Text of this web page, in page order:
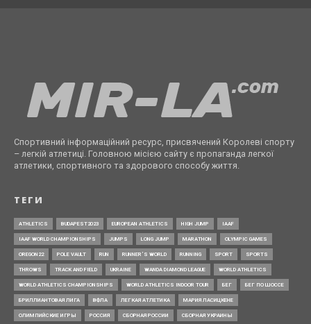
Спортивний інформаційний ресурс, присвячений Королеві спорту
– легкій атлетиці. Головною місією сайту є пропаганда легкої
атлетики, спортивного та здорового способу життя.
ТЕГИ
ATHLETICS BUDAPEST2023 EUROPEAN ATHLETICS HIGH JUMP IAAF
IAAF WORLD CHAMPIONSHIPS JUMPS LONG JUMP MARATHON OLYMPIC GAMES
OREGON22 POLE VAULT RUN RUNNER’S WORLD RUNNING SPORT SPORTS
THROWS TRACK AND FIELD UKRAINE WANDA DIAMOND LEAGUE WORLD ATHLETICS
WORLD ATHLETICS CHAMPIONSHIPS WORLD ATHLETICS INDOOR TOUR БЕГ БЕГ ПО ШОССЕ
БРИЛЛИАНТОВАЯ ЛИГА ВФЛА ЛЕГКАЯ АТЛЕТИКА МАРИЯ ЛАСИЦКЕНЕ
ОЛИМПИЙСКИЕ ИГРЫ РОССИЯ СБОРНАЯ РОССИИ СБОРНАЯ УКРАИНЫ